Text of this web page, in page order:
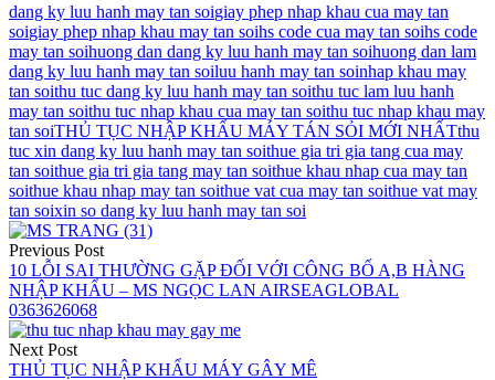
dang ky luu hanh may tan soigiay phep nhap khau cua may tan
soigiay phep nhap khau may tan soihs code cua may tan soihs code
may tan soihuong dan dang ky luu hanh may tan soihuong dan lam
dang ky luu hanh may tan soiluu hanh may tan soinhap khau may
tan soithu tuc dang ky luu hanh may tan soithu tuc lam luu hanh
may tan soithu tuc nhap khau cua may tan soithu tuc nhap khau may
tan soiTHỦ TỤC NHẬP KHẨU MÁY TÁN SỎI MỚI NHẤTthu
tuc xin dang ky luu hanh may tan soithue gia tri gia tang cua may
tan soithue gia tri gia tang may tan soithue khau nhap cua may tan
soithue khau nhap may tan soithue vat cua may tan soithue vat may
tan soixin so dang ky luu hanh may tan soi
Điều
hướng
bài
viết
Previous Post
10 LỖI SAI THƯỜNG GẶP ĐỐI VỚI CÔNG BỐ A,B HÀNG
NHẬP KHẨU – MS NGỌC LAN AIRSEAGLOBAL
0363626068
Next Post
THỦ TỤC NHẬP KHẨU MÁY GÂY MÊ